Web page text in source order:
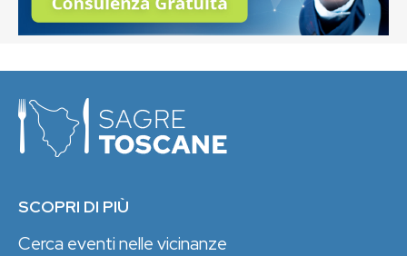
SCOPRI DI PIÙ
Cerca eventi nelle vicinanze